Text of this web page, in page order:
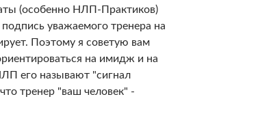
(особенно НЛП-Практиков)
уважаемого тренера на
Поэтому я советую вам
на имидж и на
его называют "сигнал
тренер "ваш человек" -